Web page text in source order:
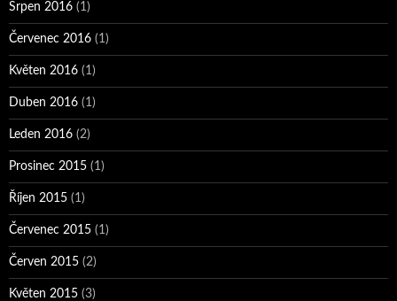
Srpen 2016 (1)
Červenec 2016 (1)
Květen 2016 (1)
Duben 2016 (1)
Leden 2016 (2)
Prosinec 2015 (1)
Říjen 2015 (1)
Červenec 2015 (1)
Červen 2015 (2)
Květen 2015 (3)